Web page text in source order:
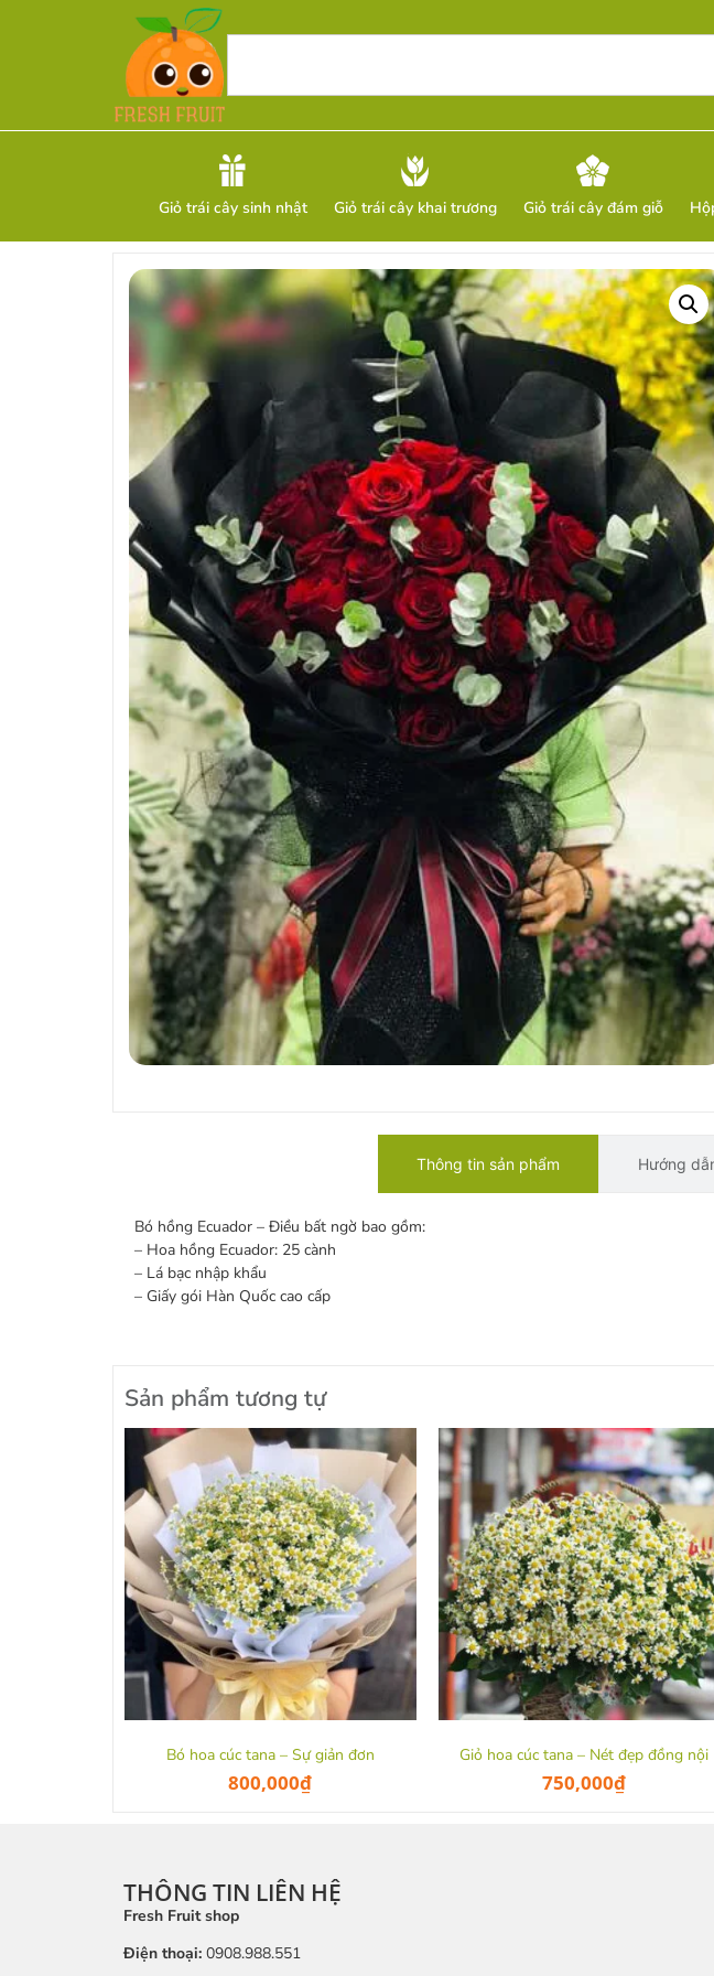
Giỏ trái cây sinh nhật Giỏ trái cây khai trương Giỏ trái cây đám giỗ
Thông tin sản phẩm Hướng
Bó hồng Ecuador – Điều bất ngờ bao gồm:
– Hoa hồng Ecuador: 25 cành
– Lá bạc nhập khẩu
– Giấy gói Hàn Quốc cao cấp
Sản phẩm tương tự
Bó hoa cúc tana – Sự giản đơn
800,000₫
Giỏ hoa cúc tana – Nét đẹp đồng nội
750,000₫
THÔNG TIN LIÊN HỆ
Fresh Fruit shop
Điện thoại: 0908.988.551